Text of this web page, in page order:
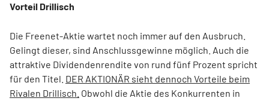
Vorteil Drillisch
Die Freenet-Aktie wartet noch immer auf den Ausbruch.
Gelingt dieser, sind Anschlussgewinne möglich. Auch die
attraktive Dividendenrendite von rund fünf Prozent spricht
für den Titel. DER AKTIONÄR sieht dennoch Vorteile beim
Rivalen Drillisch. Obwohl die Aktie des Konkurrenten in